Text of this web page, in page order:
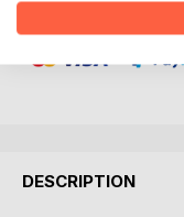
Laisser un avis
DESCRIPTION